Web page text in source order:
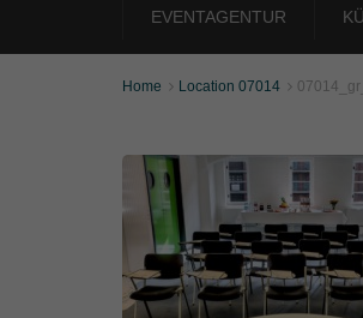
EVENTAGENTUR
Home  Location 07014 